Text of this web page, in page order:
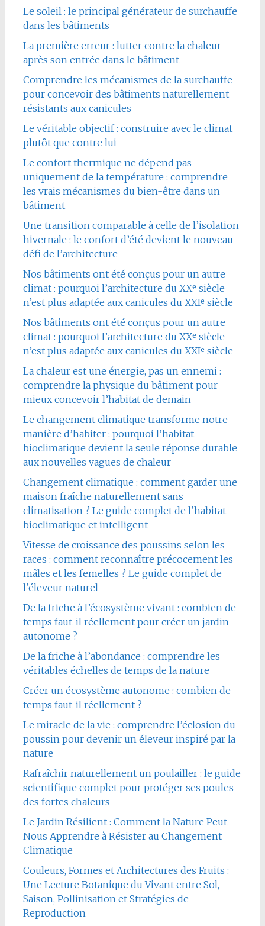
Le soleil : le principal générateur de surchauffe
dans les bâtiments
La première erreur : lutter contre la chaleur
après son entrée dans le bâtiment
Comprendre les mécanismes de la surchauffe
pour concevoir des bâtiments naturellement
résistants aux canicules
Le véritable objectif : construire avec le climat
plutôt que contre lui
Le confort thermique ne dépend pas
uniquement de la température : comprendre
les vrais mécanismes du bien-être dans un
bâtiment
Une transition comparable à celle de l’isolation
hivernale : le confort d’été devient le nouveau
défi de l’architecture
Nos bâtiments ont été conçus pour un autre
climat : pourquoi l’architecture du XXᵉ siècle
n’est plus adaptée aux canicules du XXIᵉ siècle
Nos bâtiments ont été conçus pour un autre
climat : pourquoi l’architecture du XXᵉ siècle
n’est plus adaptée aux canicules du XXIᵉ siècle
La chaleur est une énergie, pas un ennemi :
comprendre la physique du bâtiment pour
mieux concevoir l’habitat de demain
Le changement climatique transforme notre
manière d’habiter : pourquoi l’habitat
bioclimatique devient la seule réponse durable
aux nouvelles vagues de chaleur
Changement climatique : comment garder une
maison fraîche naturellement sans
climatisation ? Le guide complet de l’habitat
bioclimatique et intelligent
Vitesse de croissance des poussins selon les
races : comment reconnaître précocement les
mâles et les femelles ? Le guide complet de
l’éleveur naturel
De la friche à l’écosystème vivant : combien de
temps faut-il réellement pour créer un jardin
autonome ?
De la friche à l’abondance : comprendre les
véritables échelles de temps de la nature
Créer un écosystème autonome : combien de
temps faut-il réellement ?
Le miracle de la vie : comprendre l’éclosion du
poussin pour devenir un éleveur inspiré par la
nature
Rafraîchir naturellement un poulailler : le guide
scientifique complet pour protéger ses poules
des fortes chaleurs
Le Jardin Résilient : Comment la Nature Peut
Nous Apprendre à Résister au Changement
Climatique
Couleurs, Formes et Architectures des Fruits :
Une Lecture Botanique du Vivant entre Sol,
Saison, Pollinisation et Stratégies de
Reproduction